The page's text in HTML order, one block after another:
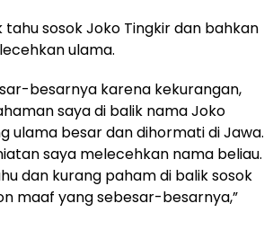
sosok Joko Tingkir dan bahkan
ulama.
besarnya karena kekurangan,
saya di balik nama Joko
ulama besar dan dihormati di Jawa.
saya melecehkan nama beliau.
dan kurang paham di balik sosok
maaf yang sebesar-besarnya,”